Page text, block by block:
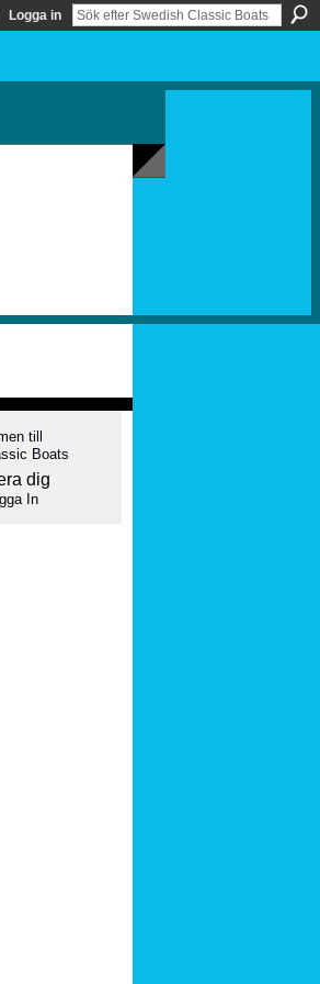
Logga in
till
Boats
dig
In